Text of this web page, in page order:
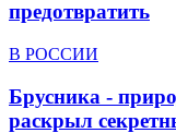
предотвратить
В РОССИИ
Брусника -
раскрыл